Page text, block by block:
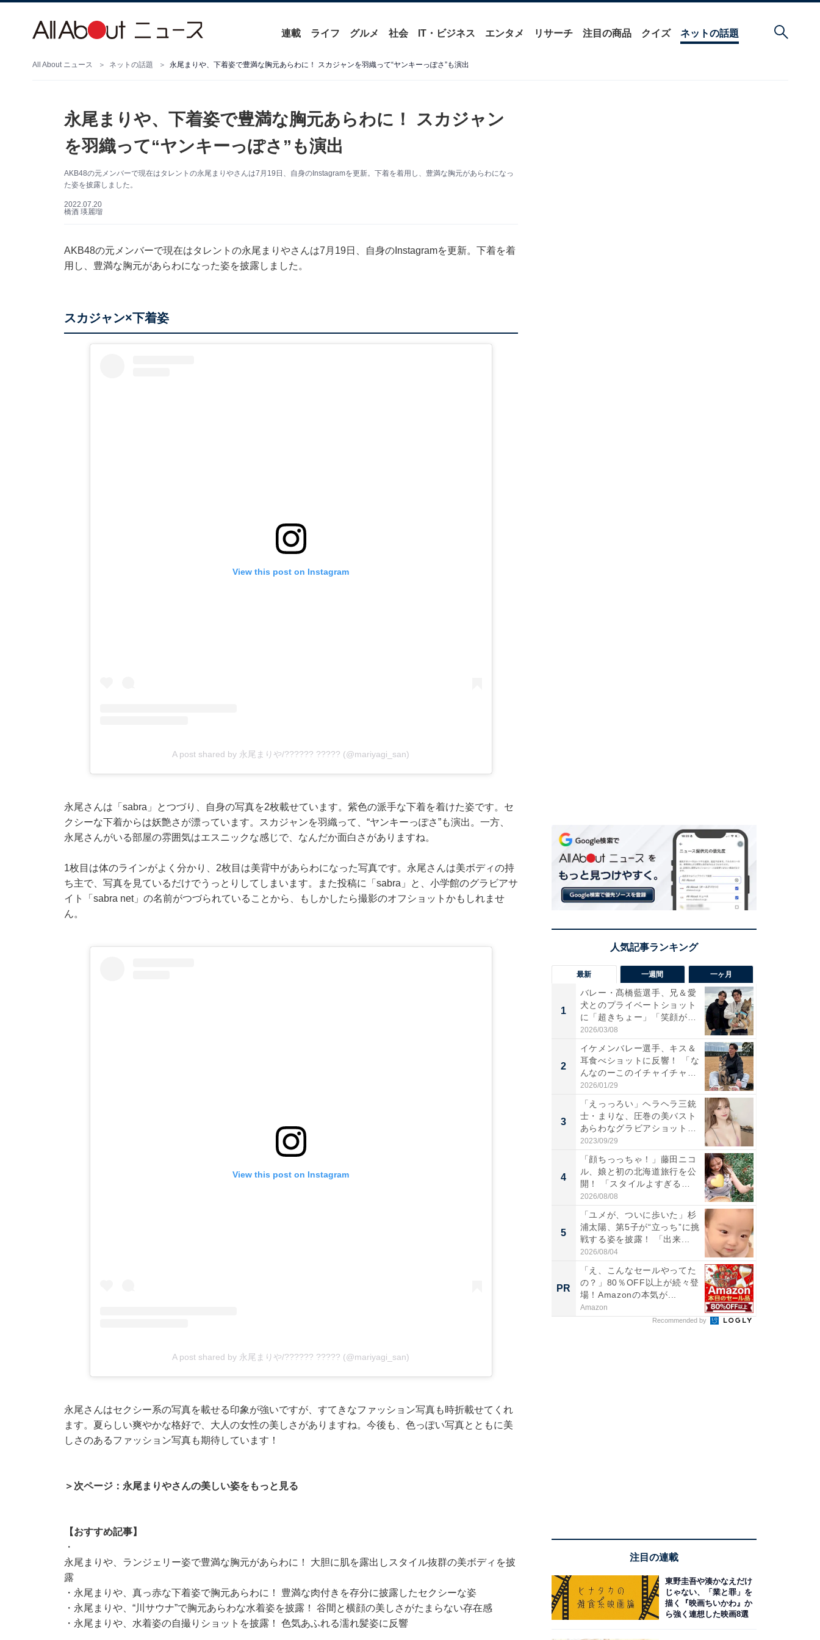
連載 ライフ グルメ 社会 IT・ビジネス エンタメ リサーチ 注目の商品 クイズ ネットの話題
All About ニュース ネットの話題 永尾まりや、下着姿で豊満な胸元あらわに！ スカジャンを羽織って“ヤンキーっぽさ”も演出
永尾まりや、下着姿で豊満な胸元あらわに！ スカジャン
を羽織って“ヤンキーっぽさ”も演出
AKB48の元メンバーで現在はタレントの永尾まりやさんは7月19日、自身のInstagramを更新。下着を着用し、豊満な胸元があらわになっ
た姿を披露しました。
2022.07.20
橋酒 瑛麗瑠
AKB48の元メンバーで現在はタレントの永尾まりやさんは7月19日、自身のInstagramを更新。下着を着
用し、豊満な胸元があらわになった姿を披露しました。
スカジャン×下着姿
View this post on Instagram
A post shared by 永尾まりや/?????? ????? (@mariyagi_san)
永尾さんは「sabra」とつづり、自身の写真を2枚載せています。紫色の派手な下着を着けた姿です。セ
クシーな下着からは妖艶さが漂っています。スカジャンを羽織って、“ヤンキーっぽさ”も演出。一方、
永尾さんがいる部屋の雰囲気はエスニックな感じで、なんだか面白さがありますね。
1枚目は体のラインがよく分かり、2枚目は美背中があらわになった写真です。永尾さんは美ボディの持
ち主で、写真を見ているだけでうっとりしてしまいます。また投稿に「sabra」と、小学館のグラビアサ
イト「sabra net」の名前がつづられていることから、もしかしたら撮影のオフショットかもしれませ
ん。
View this post on Instagram
A post shared by 永尾まりや/?????? ????? (@mariyagi_san)
永尾さんはセクシー系の写真を載せる印象が強いですが、すてきなファッション写真も時折載せてくれ
ます。夏らしい爽やかな格好で、大人の女性の美しさがありますね。今後も、色っぽい写真とともに美
しさのあるファッション写真も期待しています！
＞次ページ：永尾まりやさんの美しい姿をもっと見る
【おすすめ記事】
・
永尾まりや、ランジェリー姿で豊満な胸元があらわに！ 大胆に肌を露出しスタイル抜群の美ボディを披
露
・ 永尾まりや、真っ赤な下着姿で胸元あらわに！ 豊満な肉付きを存分に披露したセクシーな姿
・ 永尾まりや、“川サウナ”で胸元あらわな水着姿を披露！ 谷間と横顔の美しさがたまらない存在感
・ 永尾まりや、水着姿の自撮りショットを披露！ 色気あふれる濡れ髪姿に反響
最新 一週間 一ヶ月
1
バレー・髙橋藍選手、兄＆愛
犬とのプライベートショット
に「超きちょー」「笑顔が見
れ...
2026/03/08
2
イケメンバレー選手、キス＆
耳食べショットに反響！ 「な
んなのーこのイチャイチャ
感...
2026/01/29
3
「えっっろい」ヘラヘラ三銃
士・まりな、圧巻の美バスト
あらわなグラビアショット公
開...
2023/09/29
4
「顔ちっっちゃ！」藤田ニコ
ル、娘と初の北海道旅行を公
開！ 「スタイルよすぎる
よ〜...
2026/08/08
5
「ユメが、ついに歩いた」杉
浦太陽、第5子が“立っち”に挑
戦する姿を披露！ 「出来...
2026/08/04
PR
「え、こんなセールやってた
の？」80％OFF以上が続々登
場！Amazonの本気が...
Amazon
Recommended by
注目の連載
東野圭吾や湊かなえだけ
じゃない、「業と罪」を
描く『映画ちいかわ』か
ら強く連想した映画8選